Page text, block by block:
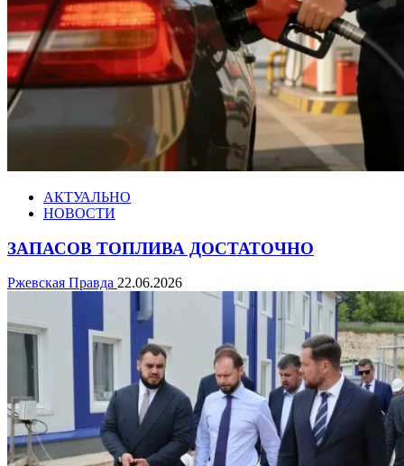
АКТУАЛЬНО
НОВОСТИ
ЗАПАСОВ ТОПЛИВА ДОСТАТОЧНО
Ржевская Правда 22.06.2026